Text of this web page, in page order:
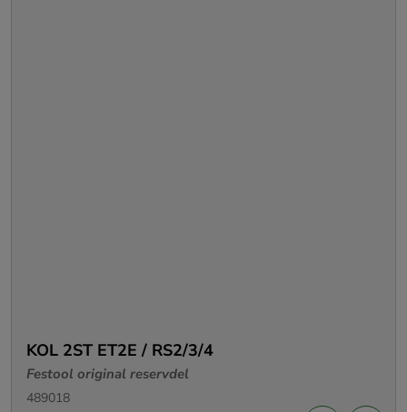
KOL 2ST ET2E / RS2/3/4
Festool original reservdel
489018